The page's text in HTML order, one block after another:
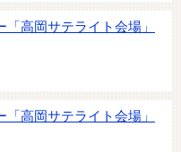
高岡サテライト会場」
高岡サテライト会場」